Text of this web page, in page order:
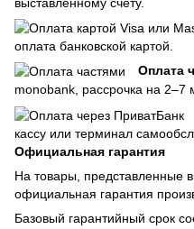
оплата банковской картой.
Оплата
monobank, рассрочка на 2–7
кассу или терминал
Официальная гарантия
На товары, представленные
официальная гарантия
Базовый гарантийный срок